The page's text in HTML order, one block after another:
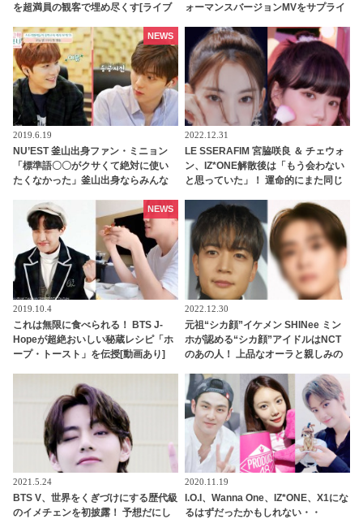
を超満員の観客で埋め尽くす[ライブ
ォーマンスバージョンMVをサプライ
まで生かした完成度の高いパフォー
マンスを実現
2019.6.19
NU’EST 釜山出身ファン・ミニョン
「標準語〇〇がクサくて絶対に使い
たくなかった」釜山出身ならみんな
は？
NEWS
2022.12.31
LE SSERAFIM 宮脇咲良 ＆ チェウォ
ン、IZ*ONE解散後は「もう会わない
と思っていた」！ 運命的にまた同じ
人が正直な心境を告白
2019.10.4
これは無限に食べられる！ BTS J-
Hopeが超絶おいしい秘蔵レシピ「ホ
ープ・トースト」を伝授[動画あり]
NEWS
2022.12.30
元祖“シカ顔”イケメン SHINee ミン
ホが認める“シカ顔”アイドルはNCT
のあの人！ 上品なオーラと親しみの
は一体ダレ？
2021.5.24
BTS V、世界をくぎづけにする歴代級
のイメチェンを初披露！ 予想だにし
2020.11.19
I.O.I、Wanna One、IZ*ONE、X1にな
るはずだったかもしれない・・